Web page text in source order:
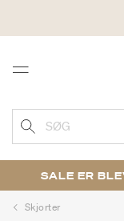
Menu
SØG
SALE ER
Skjorter